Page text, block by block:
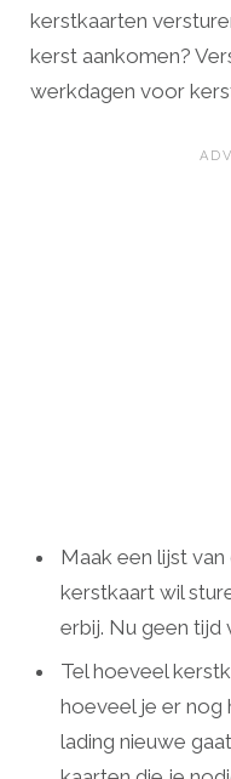
kerstkaarten
kerst aankomen?
werkdagen voor
Maak een lijst
kerstkaart wil
erbij. Nu geen
Tel hoeveel
hoeveel je er nog
lading nieuwe